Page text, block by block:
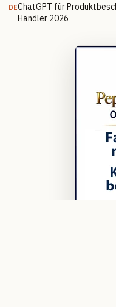
DEChatGPT für
Händler 2026